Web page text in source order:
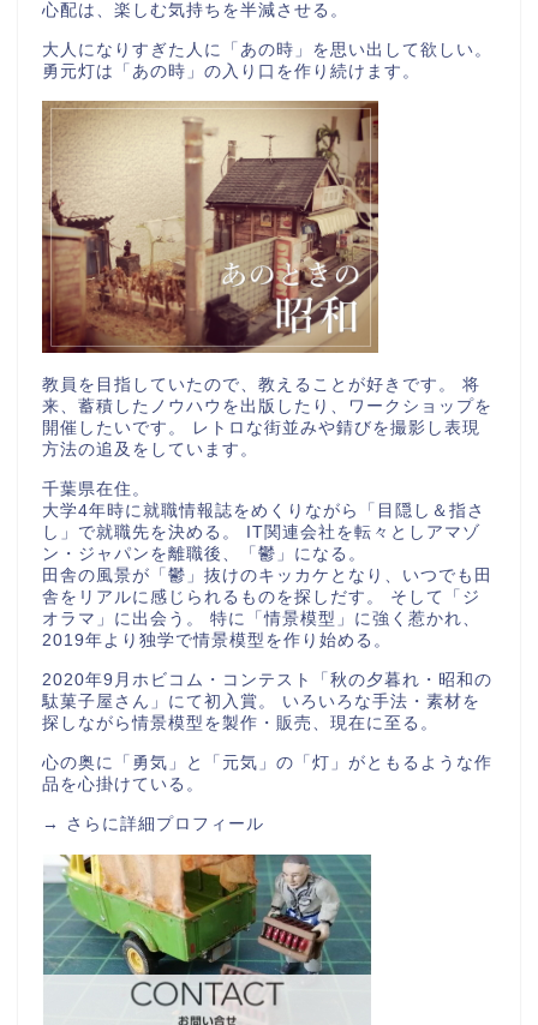
心配は、楽しむ気持ちを半減させる。
大人になりすぎた人に「あの時」を思い出して欲しい。
勇元灯は「あの時」の入り口を作り続けます。
教員を目指していたので、教えることが好きです。 将
来、蓄積したノウハウを出版したり、ワークショップを
開催したいです。 レトロな街並みや錆びを撮影し表現
方法の追及をしています。
千葉県在住。
大学4年時に就職情報誌をめくりながら「目隠し＆指さ
し」で就職先を決める。 IT関連会社を転々としアマゾ
ン・ジャパンを離職後、「鬱」になる。
田舎の風景が「鬱」抜けのキッカケとなり、いつでも田
舎をリアルに感じられるものを探しだす。 そして「ジ
オラマ」に出会う。 特に「情景模型」に強く惹かれ、
2019年より独学で情景模型を作り始める。
2020年9月ホビコム・コンテスト「秋の夕暮れ・昭和の
駄菓子屋さん」にて初入賞。 いろいろな手法・素材を
探しながら情景模型を製作・販売、現在に至る。
心の奥に「勇気」と「元気」の「灯」がともるような作
品を心掛けている。
→ さらに詳細プロフィール